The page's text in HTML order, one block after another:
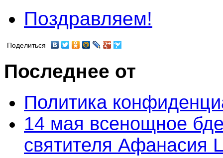
Поздравляем!
Поделиться
Последнее от
Политика
14 мая всенощное
святителя Афанасия